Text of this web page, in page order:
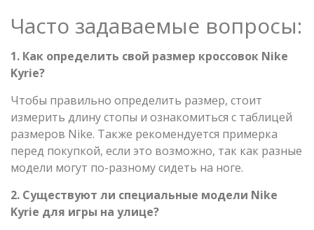
Часто задаваемые вопросы:
1. Как определить свой размер кроссовок Nike
Kyrie?
Чтобы правильно определить размер, стоит
измерить длину стопы и ознакомиться с таблицей
размеров Nike. Также рекомендуется примерка
перед покупкой, если это возможно, так как разные
модели могут по-разному сидеть на ноге.
2. Существуют ли специальные модели Nike
Kyrie для игры на улице?